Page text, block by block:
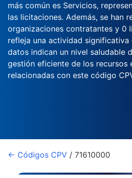
más común es Servicios,
las licitaciones. Además, se han
organizaciones contratantes y 0
refleja una actividad significativa
datos indican un nivel saludable
gestión eficiente de los recursos
relacionadas con este código
← Códigos CPV / 71610000